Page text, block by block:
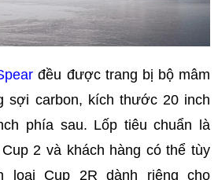
đều được trang bị bộ mâm
sợi carbon, kích thước 20 inch
phía sau. Lốp tiêu chuẩn là
2 và khách hàng có thể tùy
loại Cup 2R dành riêng cho